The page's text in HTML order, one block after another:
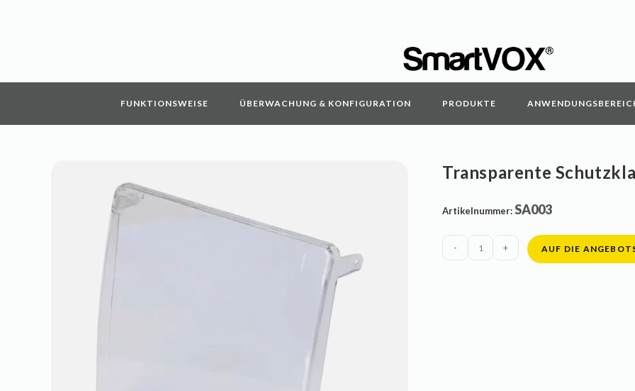
FUNKTIONSWEISE ÜBERWACHUNG & KONFIGURATION PRODUKTE
Transparente
Artikelnummer:SA003
- + AUF DIE